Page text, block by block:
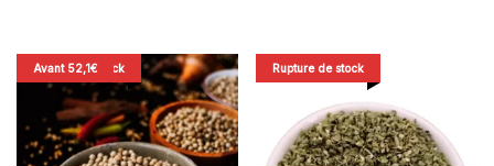
Rupture de stock
Avant 52,1€ Rupture de stock